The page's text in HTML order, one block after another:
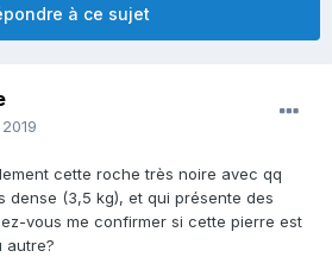
à ce sujet
cette roche très noire avec qq
dense (3,5 kg), et qui présente des
vous me confirmer si cette pierre est
autre?